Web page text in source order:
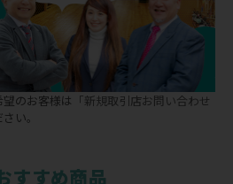
のお客様は 「新規取引店お問い合わせ
い。
すすめ商品